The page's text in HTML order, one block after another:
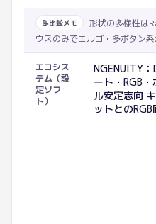
📝比較メモ
形状の多様性は
ウスのみでエルゴ・多ボタン
エコシス
テム（設
定ソフ
ト）
NGENUITY
ート・RGB
ル安定志向
ットとの